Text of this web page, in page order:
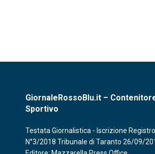
GiornaleRossoBlu.it –
Sportivo
Testata Giornalistica - Iscrizione
N°3/2018 Tribunale di Taranto 26/09/